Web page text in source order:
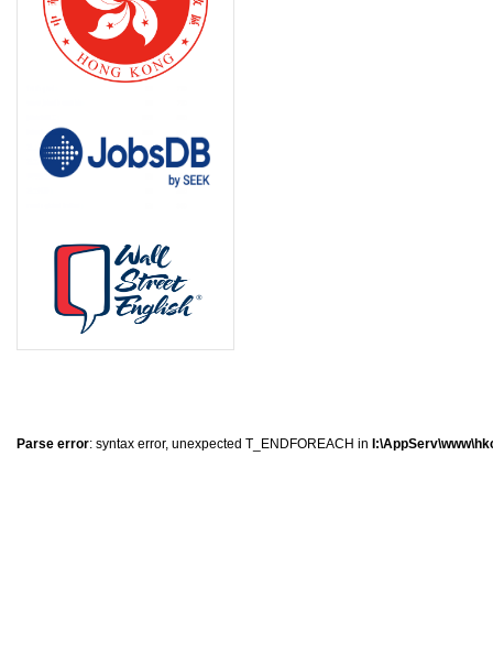
Parse error: syntax error, unexpected T_ENDFOREACH in